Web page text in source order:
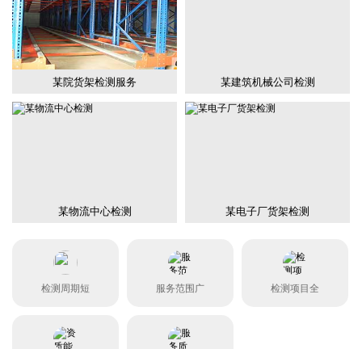
某院货架检测服务 某建筑机械公司检测
某物流中心检测 某电子厂货架检测
检测周期短 服务范围广 检测项目全